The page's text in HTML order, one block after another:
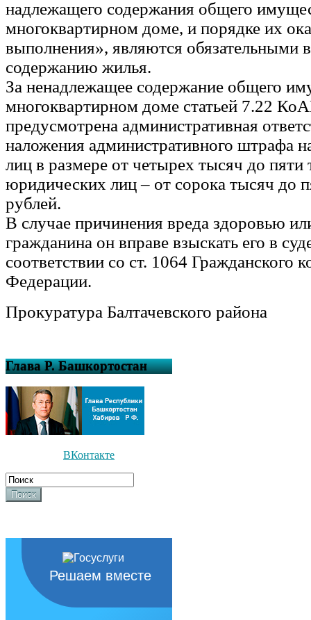
надлежащего содержания общего
многоквартирном доме, и порядке их
выполнения», являются обязательными
содержанию жилья.
За ненадлежащее содержание общего
многоквартирном доме статьей 7.22
предусмотрена административная
наложения административного штрафа
лиц в размере от четырех тысяч до пяти
юридических лиц – от сорока тысяч до
рублей.
В случае причинения вреда здоровью
гражданина он вправе взыскать его в
соответствии со ст. 1064 Гражданского
Федерации.
Прокуратура Балтачевского района
Глава Р. Башкортостан
ВКонтакте
Поиск
Решаем вместе